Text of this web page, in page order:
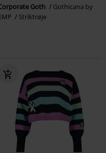
Goth
Gothicana by
Striktrøje